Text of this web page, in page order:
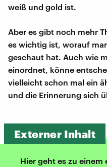
weiß und gold ist.
Aber es gibt noch mehr
es wichtig ist, worauf
geschaut hat. Auch wie
einordnet, könne
vielleicht schon mal ein
und die Erinnerung sich
Externer Inhalt
Hier geht es zu